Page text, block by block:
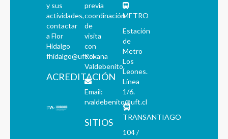
y sus
actividades,
contactar
a Flor
Hidalgo
fhidalgo@uft.cl
ACREDITACIÓN
previa
coordinación
de
visita
con
Roxana
Valdebenito.
Email:
rvaldebenito@uft.cl
SITIOS
METRO
Estación
de
Metro
Los
Leones.
Línea
1/6.
TRANSANTIAGO
104 /